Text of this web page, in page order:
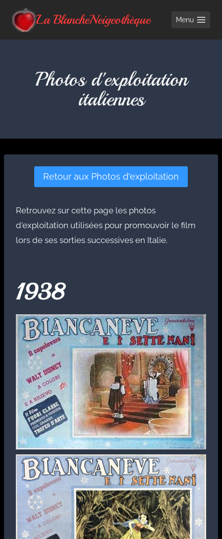
La BlancheNeigeothèque Menu
Photos d'exploitation
italiennes
Retour aux Photos d'exploitation
Retrouvez sur cette page les photos
d'exploitation utilisées pour promouvoir le film
lors de ses sorties successives en Italie.
1938